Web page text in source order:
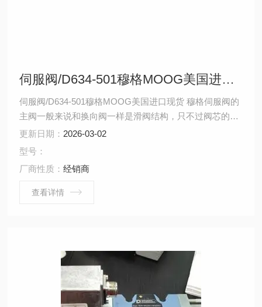
伺服阀/D634-501穆格MOOG美国进口现货
伺服阀/D634-501穆格MOOG美国进口现货 穆格伺服阀的
主阀一般来说和换向阀一样是滑阀结构，只不过阀芯的换
向不是靠电磁铁来推动，而是靠前置级阀输出的液压力来
推动，这一点和电液换向阀比较相似，只不过电液换向阀
更新日期： 2026-03-02
型号：
厂商性质：经销商
查看详情